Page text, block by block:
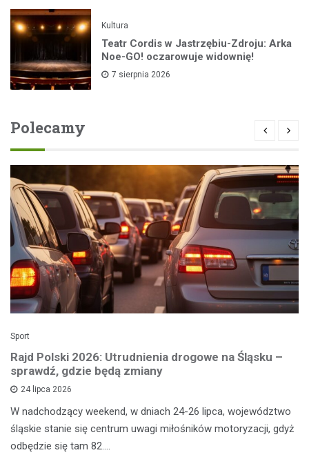
Kultura
Teatr Cordis w Jastrzębiu-Zdroju: Arka
Noe-GO! oczarowuje widownię!
7 sierpnia 2026
Polecamy
Sport
Rajd Polski 2026: Utrudnienia drogowe na Śląsku –
sprawdź, gdzie będą zmiany
24 lipca 2026
W nadchodzący weekend, w dniach 24-26 lipca, województwo
śląskie stanie się centrum uwagi miłośników motoryzacji, gdyż
odbędzie się tam 82.…